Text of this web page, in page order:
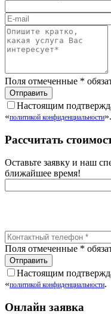
Поля отмеченные *
Настоящим
«политикой конфиденциальности».
Рассчитать
Оставьте заявку и наш
ближайшее время!
Поля отмеченные *
Настоящим
«политикой конфиденциальности.
Онлайн заявка